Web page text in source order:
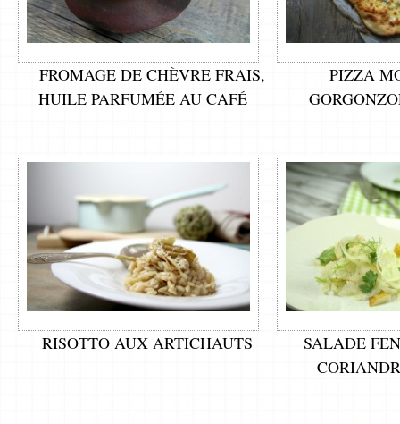
FROMAGE DE CHÈVRE FRAIS,
HUILE PARFUMÉE AU CAFÉ
PIZZA
RISOTTO AUX ARTICHAUTS
SALADE